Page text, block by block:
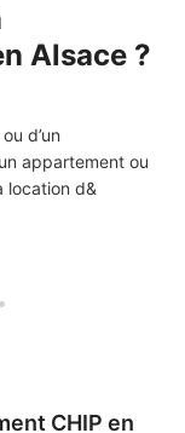
Alsace ?
d’un
appartement ou
location d&
CHIP en